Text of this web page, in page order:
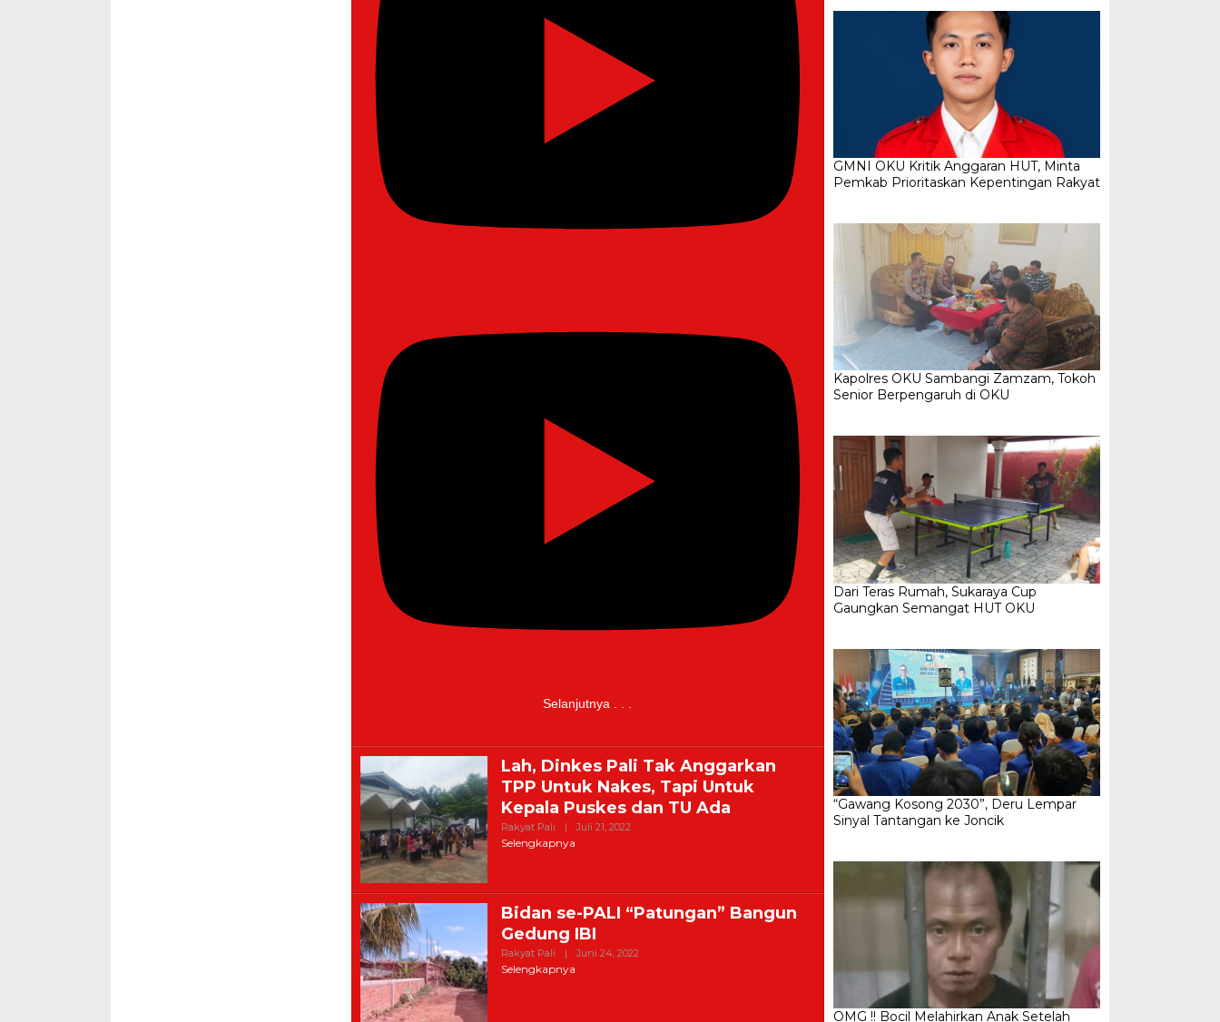
Selanjutnya . . .
Lah, Dinkes Pali Tak Anggarkan
TPP Untuk Nakes, Tapi Untuk
Kepala Puskes dan TU Ada
Rakyat Pali | Juli 21, 2022
Selengkapnya
Bidan se-PALI “Patungan” Bangun
Gedung IBI
Rakyat Pali | Juni 24, 2022
Selengkapnya
GMNI OKU Kritik Anggaran HUT, Minta
Pemkab Prioritaskan Kepentingan Rakyat
Kapolres OKU Sambangi Zamzam, Tokoh
Senior Berpengaruh di OKU
Dari Teras Rumah, Sukaraya Cup
Gaungkan Semangat HUT OKU
“Gawang Kosong 2030”, Deru Lempar
Sinyal Tantangan ke Joncik
OMG !! Bocil Melahirkan Anak Setelah